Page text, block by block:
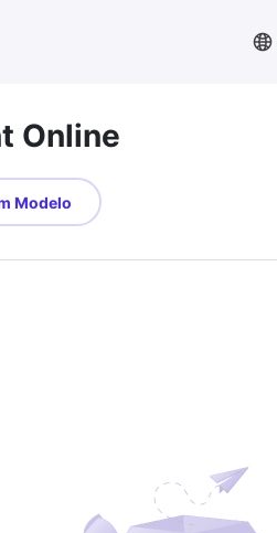
Online
Modelo